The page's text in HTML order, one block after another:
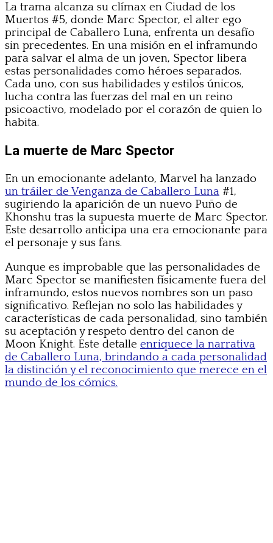
La trama alcanza su clímax en Ciudad de los
Muertos #5, donde Marc Spector, el alter ego
principal de Caballero Luna, enfrenta un desafío
sin precedentes. En una misión en el inframundo
para salvar el alma de un joven, Spector libera
estas personalidades como héroes separados.
Cada uno, con sus habilidades y estilos únicos,
lucha contra las fuerzas del mal en un reino
psicoactivo, modelado por el corazón de quien lo
habita.
La muerte de Marc Spector
En un emocionante adelanto, Marvel ha lanzado
un tráiler de Venganza de Caballero Luna #1,
sugiriendo la aparición de un nuevo Puño de
Khonshu tras la supuesta muerte de Marc Spector.
Este desarrollo anticipa una era emocionante para
el personaje y sus fans.
Aunque es improbable que las personalidades de
Marc Spector se manifiesten físicamente fuera del
inframundo, estos nuevos nombres son un paso
significativo. Reflejan no solo las habilidades y
características de cada personalidad, sino también
su aceptación y respeto dentro del canon de
Moon Knight. Este detalle enriquece la narrativa
de Caballero Luna, brindando a cada personalidad
la distinción y el reconocimiento que merece en el
mundo de los cómics.